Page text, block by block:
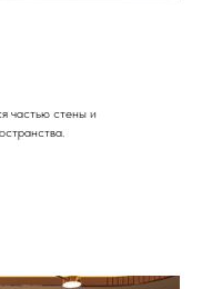
частью стены и